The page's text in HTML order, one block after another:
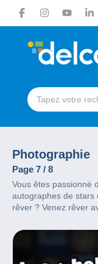
Photographie
Page 7 / 8
Vous êtes passionné
autographes de stars
rêver ? Venez rêver